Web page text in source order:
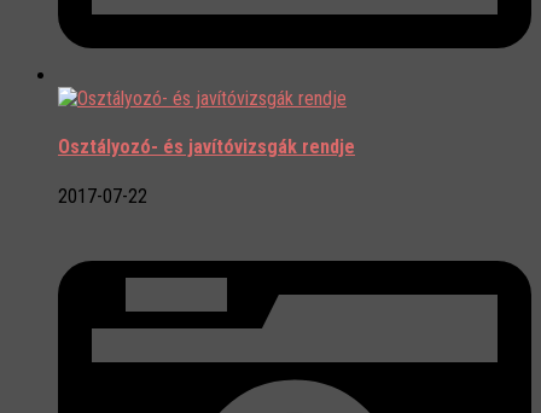
Osztályozó- és javítóvizsgák rendje
2017-07-22